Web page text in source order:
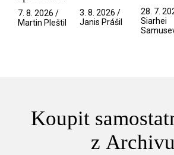
narušitelé
z vesmíru
7. 8. 2026 /
Martin Pleštil
přítelkyně
3. 8. 2026 /
Janis Prášil
28. 7.
Siarhei
Koupit
z Archivu